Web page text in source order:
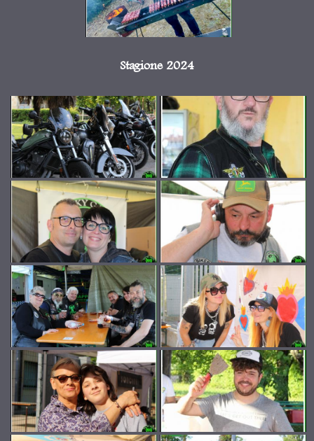
Stagione 2024